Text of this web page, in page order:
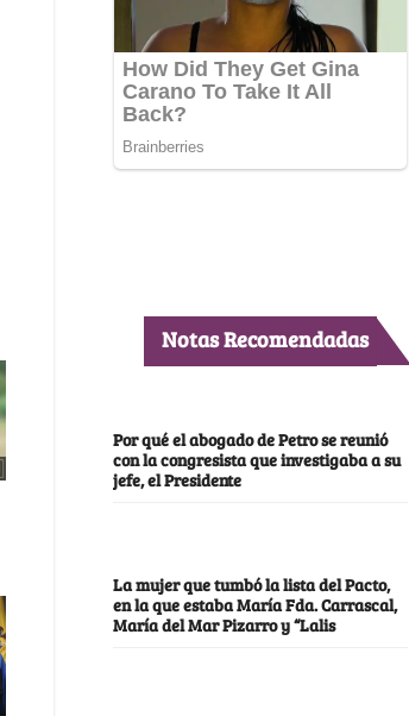
Notas Recomendadas
Por qué el abogado de Petro se reunió
con la congresista que investigaba a su
jefe, el Presidente
La mujer que tumbó la lista del Pacto,
en la que estaba María Fda. Carrascal,
María del Mar Pizarro y “Lalis